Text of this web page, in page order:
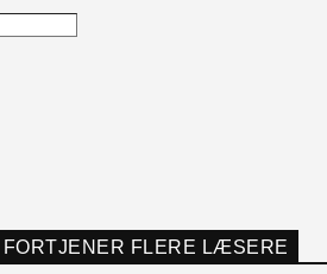
FLERE LÆSERE